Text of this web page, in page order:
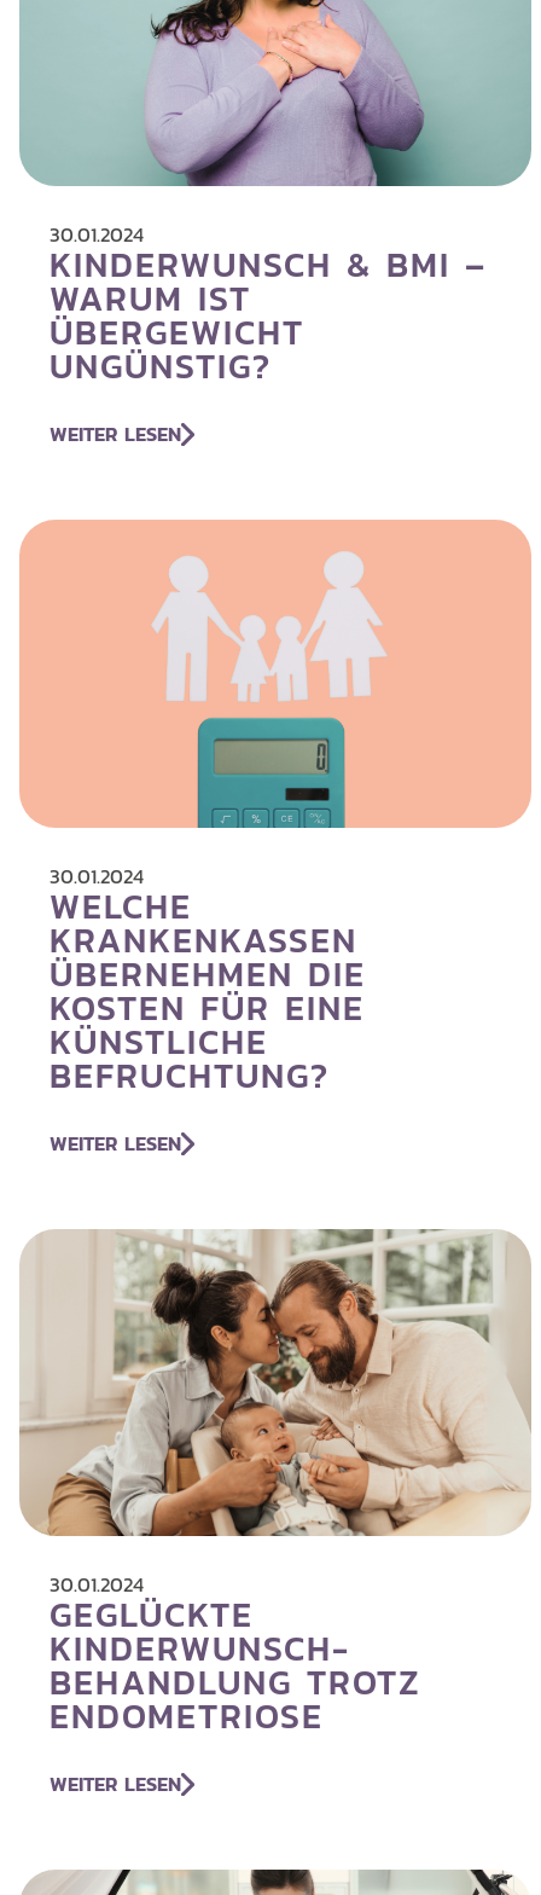
30.01.2024
KINDERWUNSCH & BMI –
WARUM IST
ÜBERGEWICHT
UNGÜNSTIG?
WEITER LESEN
30.01.2024
WELCHE
KRANKENKASSEN
ÜBERNEHMEN DIE
KOSTEN FÜR EINE
KÜNSTLICHE
BEFRUCHTUNG?
WEITER LESEN
30.01.2024
GEGLÜCKTE
KINDERWUNSCH­
BEHANDLUNG TROTZ
ENDOMETRIOSE
WEITER LESEN